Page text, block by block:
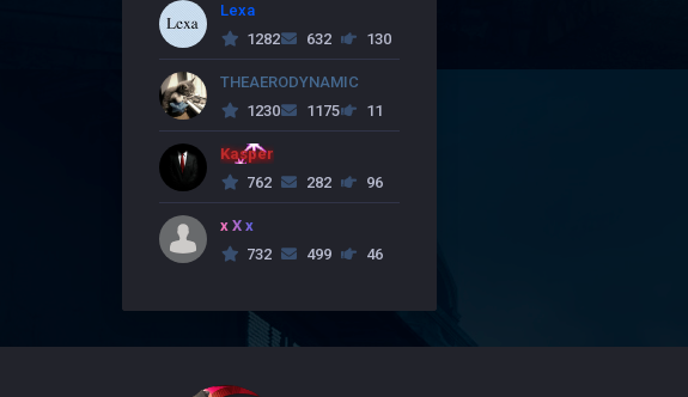
Lexa
1282
632 130
THEAERODYNAMIC
1230
1175 11
Kasper
762
282 96
x X x
732
499 46